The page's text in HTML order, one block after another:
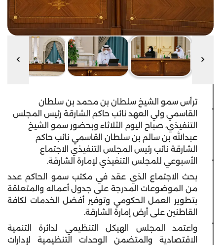
ترأس سمو الشيخ سلطان بن محمد بن سلطان
القاسمي ولي العهد نائب حاكم الشارقة رئيس المجلس
التنفيذي، صباح اليوم الثلاثاء وبحضور سمو الشيخ
عبدالله بن سالم بن سلطان القاسمي نائب حاكم
الشارقة نائب رئيس المجلس التنفيذي الاجتماع
الأسبوعي للمجلس التنفيذي لإمارة الشارقة.
بحث الاجتماع الذي عقد في مكتب سمو الحاكم عدد
من الموضوعات المدرجة على جدول أعماله والمتعلقة
بتطوير العمل الحكومي وتوفير أفضل الخدمات لكافة
القاطنين على أرض إمارة الشارقة.
واعتمد المجلس الهيكل التنظيمي لدائرة التنمية
الاقتصادية والمتضمن الوحدات التنظيمية لإدارات